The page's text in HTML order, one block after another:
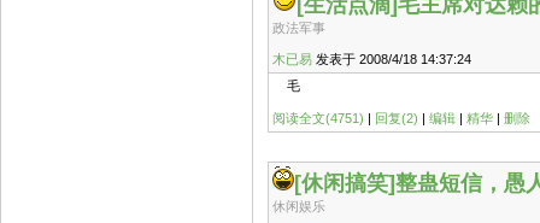
[生活点滴]毛主席对达赖
政法军事
木已易 发表于 2008/4/18 14:37:24
毛
阅读全文(4751) | 回复(2) | 编辑 | 精华 | 删除
[休闲搞笑]整蛊短信，愚
休闲娱乐